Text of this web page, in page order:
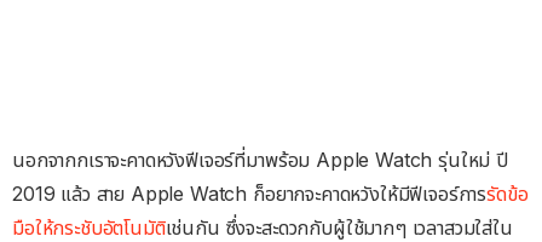
นอกจากกเราจะคาดหวังฟีเจอร์ที่มาพร้อม Apple Watch รุ่นใหม่ ปี
2019 แล้ว สาย Apple Watch ก็อยากจะคาดหวังให้มีฟีเจอร์การรัดข้อ
มือให้กระชับอัตโนมัติเช่นกัน ซึ่งจะสะดวกกับผู้ใช้มากๆ เวลาสวมใส่ใน